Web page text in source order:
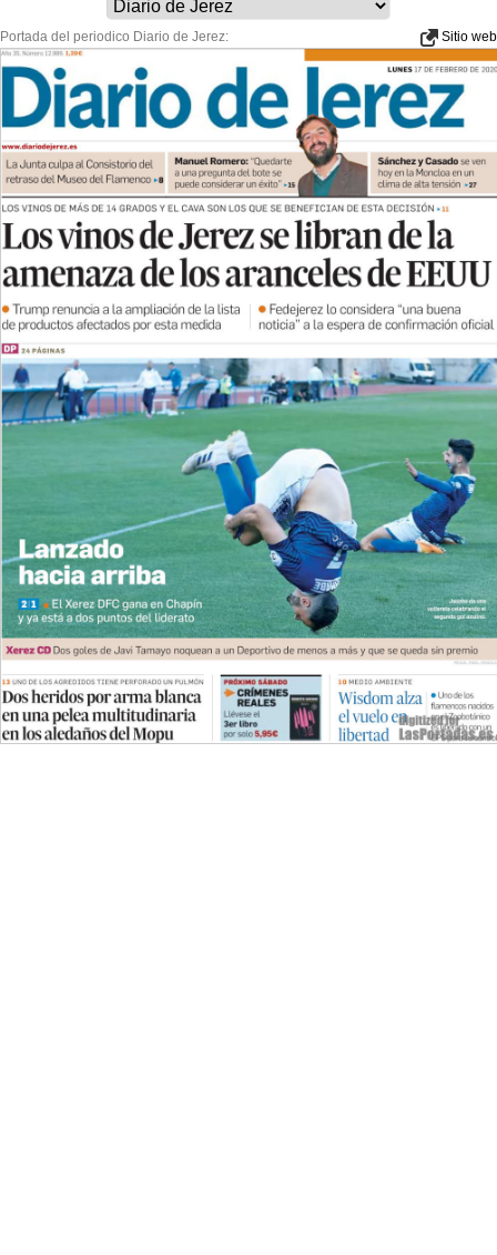
Portada del periodico Diario de Jerez: Sitio web